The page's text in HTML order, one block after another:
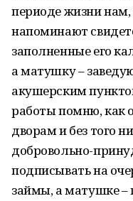
периоде жизни
напоминают
заполненные его
а матушку –
акушерским
работы помню, как
дворам и без того
добровольно-
подписывать на
займы, а матушке